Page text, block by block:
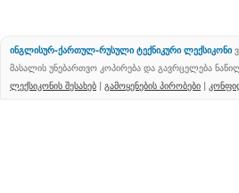
ინგლისურ-ქართულ-რუსული ტექნიკური ლექსიკონი
მასალის უნებართვო კოპირება და გავრცელება
ლექსიკონის შესახებ | გამოყენების პირობები |